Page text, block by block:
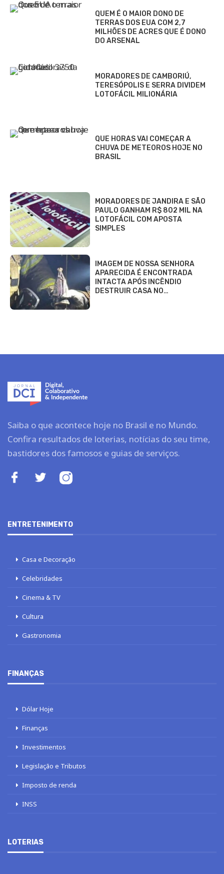
QUEM É O MAIOR DONO DE
TERRAS DOS EUA COM 2,7
MILHÕES DE ACRES QUE É DONO
DO ARSENAL
MORADORES DE CAMBORIÚ,
TERESÓPOLIS E SERRA DIVIDEM
LOTOFÁCIL MILIONÁRIA
QUE HORAS VAI COMEÇAR A
CHUVA DE METEOROS HOJE NO
BRASIL
MORADORES DE JANDIRA E SÃO
PAULO GANHAM R$ 802 MIL NA
LOTOFÁCIL COM APOSTA
SIMPLES
IMAGEM DE NOSSA SENHORA
APARECIDA É ENCONTRADA
INTACTA APÓS INCÊNDIO
DESTRUIR CASA NO…
Saiba o que acontece hoje no Brasil e no Mundo.
Confira resultados de loterias, notícias do seu time,
bastidores dos famosos e guias de serviços.
ENTRETENIMENTO
Casa e Decoração
Celebridades
Cinema & TV
Cultura
Gastronomia
FINANÇAS
Dólar Hoje
Finanças
Investimentos
Legislação e Tributos
Imposto de renda
INSS
LOTERIAS